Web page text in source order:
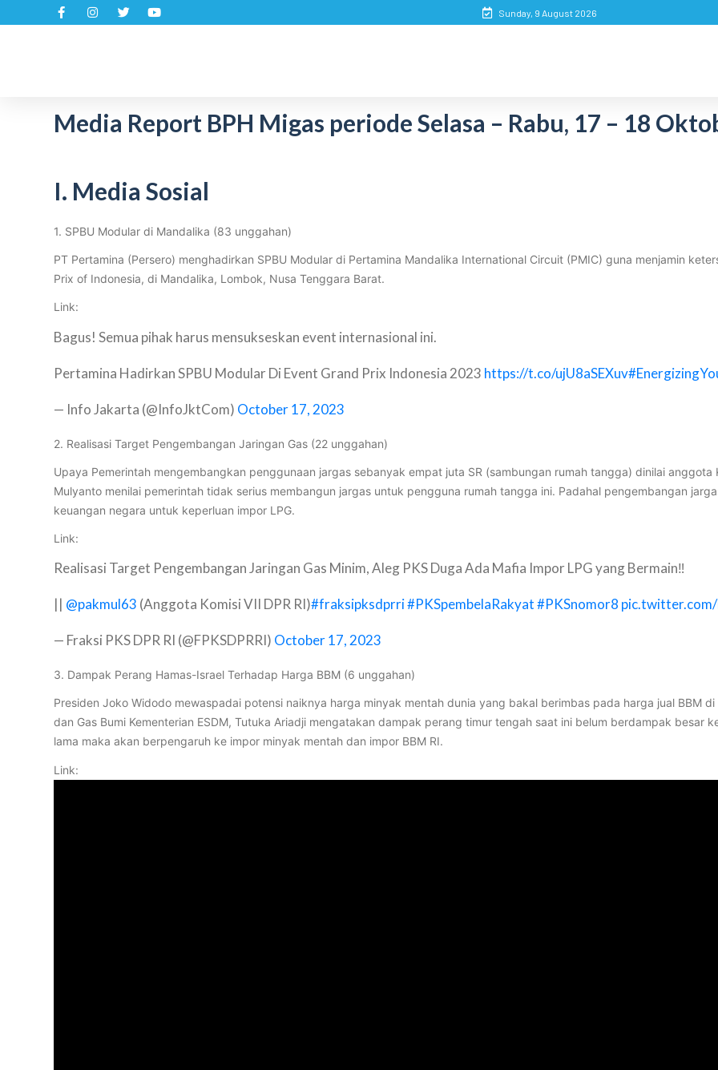
Sunday, 9 August 2026
Media Report BPH Migas periode Selasa – Rabu, 17 – 18
I. Media Sosial
1. SPBU Modular di Mandalika (83 unggahan)
PT Pertamina (Persero) menghadirkan SPBU Modular di Pertamina Mandalika International Circuit (PMIC) guna menjamin
Prix of Indonesia, di Mandalika, Lombok, Nusa Tenggara Barat.
Link:
Bagus! Semua pihak harus mensukseskan event internasional ini.
Pertamina Hadirkan SPBU Modular Di Event Grand Prix Indonesia 2023 https://t.co/ujU8aSEXuv
— Info Jakarta (@InfoJktCom) October 17, 2023
2. Realisasi Target Pengembangan Jaringan Gas (22 unggahan)
Upaya Pemerintah mengembangkan penggunaan jargas sebanyak empat juta SR (sambungan rumah tangga) dinilai anggota
Mulyanto menilai pemerintah tidak serius membangun jargas untuk pengguna rumah tangga ini. Padahal pengembangan
keuangan negara untuk keperluan impor LPG.
Link:
Realisasi Target Pengembangan Jaringan Gas Minim, Aleg PKS Duga Ada Mafia Impor LPG yang Bermain‼️
|| @pakmul63 (Anggota Komisi VII DPR RI)#fraksipksdprri#PKSpembelaRakyat #PKSnomor8
— Fraksi PKS DPR RI (@FPKSDPRRI) October 17, 2023
3. Dampak Perang Hamas-Israel Terhadap Harga BBM (6 unggahan)
Presiden Joko Widodo mewaspadai potensi naiknya harga minyak mentah dunia yang bakal berimbas pada harga jual BBM
dan Gas Bumi Kementerian ESDM, Tutuka Ariadji mengatakan dampak perang timur tengah saat ini belum berdampak besar
lama maka akan berpengaruh ke impor minyak mentah dan impor BBM RI.
Link: